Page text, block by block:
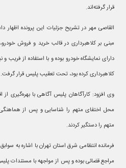
قرار گرفته‌اند.
القاصی مهر در تشریح جزئیات این پرونده
مبنی بر کلاهبرداری در قالب خرید و فروش
دارای نمایشگاه خودرو بوده و با استفاده از فریب
کلاهبرداری کرده بود، تحت تعقیب پلیس قرار گرفت.
وی افزود: کارآگاهان پلیس آگاهی با بهره‌گیری
محل اختفای متهم را شناسایی و پس از هماهنگی
متهم را دستگیر کردند.
فرمانده انتظامی شرق استان تهران با اشاره به